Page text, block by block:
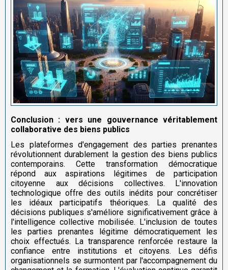
Conclusion : vers une gouvernance véritablement
collaborative des biens publics
Les plateformes d'engagement des parties prenantes
révolutionnent durablement la gestion des biens publics
contemporains. Cette transformation démocratique
répond aux aspirations légitimes de participation
citoyenne aux décisions collectives. L'innovation
technologique offre des outils inédits pour concrétiser
les idéaux participatifs théoriques. La qualité des
décisions publiques s'améliore significativement grâce à
l'intelligence collective mobilisée. L'inclusion de toutes
les parties prenantes légitime démocratiquement les
choix effectués. La transparence renforcée restaure la
confiance entre institutions et citoyens. Les défis
organisationnels se surmontent par l'accompagnement du